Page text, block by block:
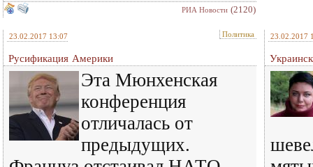
РИА Новости (2120)
23.02.2017 13:07 Политика
Русификация Америки
Эта Мюнхенская
конференция
отличалась от
предыдущих.
23.02.2017